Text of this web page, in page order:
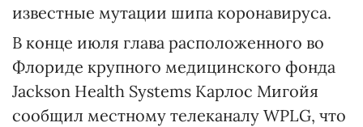
известные мутации шипа коронавируса.
В конце июля глава расположенного во
Флориде крупного медицинского фонда
Jackson Health Systems Карлос Мигойя
сообщил местному телеканалу WPLG, что